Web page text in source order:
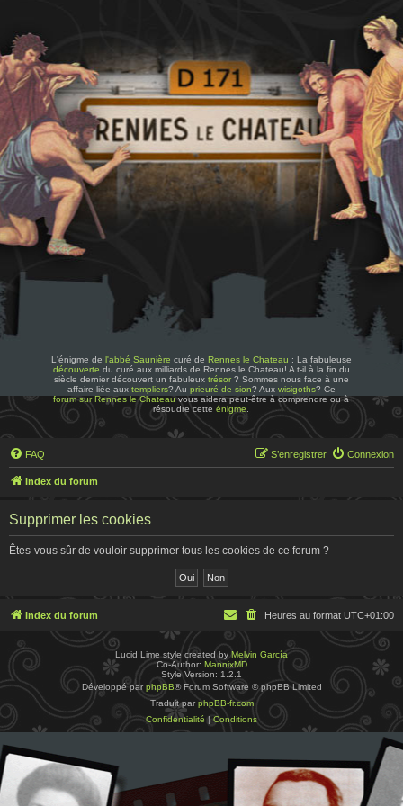
L'énigme de l'abbé Saunière curé de Rennes le Chateau : La fabuleuse
découverte du curé aux milliards de Rennes le Chateau! A t-il à la fin du
siècle dernier découvert un fabuleux trésor? Sommes nous face à une
affaire liée aux templiers? Au prieuré de sion? Aux wisigoths? Ce
forum sur Rennes le Chateauvous aidera peut-être à comprendre ou à
résoudre cetteénigme
FAQ Connexion
S’enregistrer
Index du forum
Supprimer les cookies
Êtes-vous sûr de vouloir supprimer tous les cookies de ce forum ?
Index du forum Heures au format UTC+01:00
Lucid Lime style created byMelvin García
Co-Author: MannixMD
Style Version: 1.2.1
Développé par phpBB® Forum Software © phpBB Limited
Traduit par phpBB-fr.com
Confidentialité | Conditions